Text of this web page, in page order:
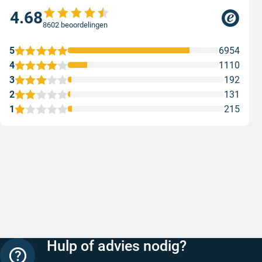
4.688602 beoordelingen
1 215
2 131
3 192
4 1110
5 6954
Hulp of advies nodig?